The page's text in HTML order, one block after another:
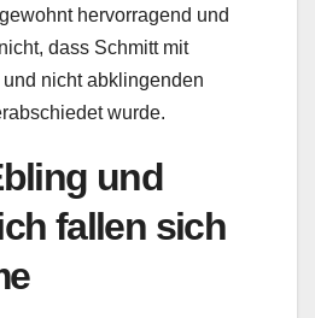
hervorragend und
dass Schmitt mit
nicht abklingenden
wurde.
und
fallen sich